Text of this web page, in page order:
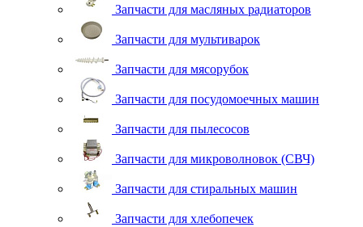
Запчасти для масляных радиаторов
Запчасти для мультиварок
Запчасти для мясорубок
Запчасти для посудомоечных машин
Запчасти для пылесосов
Запчасти для микроволновок (СВЧ)
Запчасти для стиральных машин
Запчасти для хлебопечек